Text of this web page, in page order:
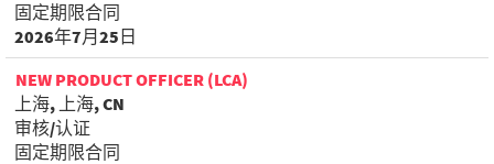
固定期限合同
2026年7月25日
NEW PRODUCT OFFICER (LCA)
上海, 上海, CN
审核/认证
固定期限合同